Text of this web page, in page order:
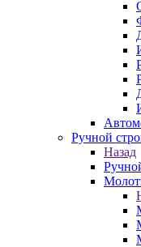
Ручной
Назад